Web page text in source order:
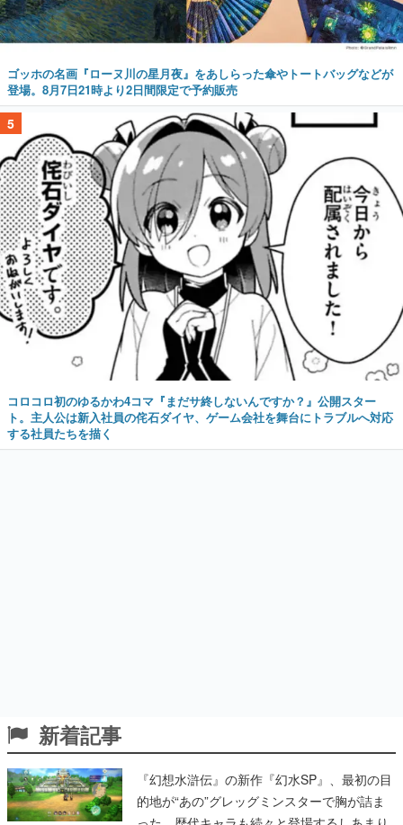
ゴッホの名画『ローヌ川の星月夜』をあしらった傘やトートバッグなどが
登場。8月7日21時より2日間限定で予約販売
5
コロコロ初のゆるかわ4コマ『まだサ終しないんですか？』公開スター
ト。主人公は新入社員の侘石ダイヤ、ゲーム会社を舞台にトラブルへ対応
する社員たちを描く
新着記事
『幻想水滸伝』の新作『幻水SP』、最初の目
的地が“あの”グレッグミンスターで胸が詰ま